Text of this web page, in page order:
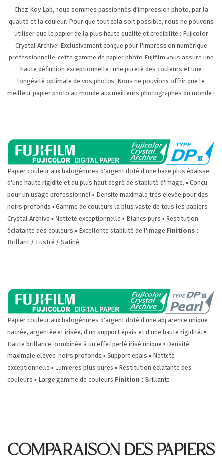
Chez Koy Lab, nous sommes passionnés d'impression photo, par la
qualité et la couleur. Pour que tout cela soit possible, nous ne pouvons
utiliser que le papier de la plus haute qualité et crédibilité : Fujicolor
Crystal Archive! Exclusivement conçue pour l'impression numérique
professionnelle, cette gamme de papier photo Fujifilm vous assure une
haute définition exceptionnelle , une pureté des couleurs et une
longévité optimale de vos photos. Nous ne pouvions offrir que le
meilleur papier photo au monde aux meilleurs photographes du monde !
Papier couleur aux halogénures d'argent doté d'une base plus épaisse,
d'une haute rigidité et du plus haut degré de stabilité d'image. ▪ Conçu
pour un usage professionnel ▪ Densité maximale très élevée pour des
noirs profonds ▪ Gamme de couleurs la plus vaste de tous les papiers
Crystal Archive ▪ Netteté exceptionnelle ▪ Blancs purs ▪ Restitution
éclatante des couleurs ▪ Excellente stabilité de l'image Finitions :
Brillant / Lustré / Satiné
Papier couleur aux halogénures d'argent doté d'une apparence unique
nacrée, argentée et irisée, d'un support épais et d'une haute rigidité. ▪
Haute brillance, combinée à un effet perlé irisé unique ▪ Densité
maximale élevée, noirs profonds ▪ Support épais ▪ Netteté
exceptionnelle ▪ Lumières plus pures ▪ Restitution éclatante des
couleurs ▪ Large gamme de couleurs Finition : Brillante
COMPARAISON DES PAPIERS